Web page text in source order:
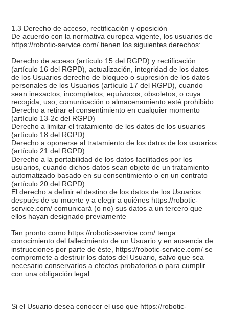
1.3 Derecho de acceso, rectificación y oposición
De acuerdo con la normativa europea vigente, los usuarios de
https://robotic-service.com/ tienen los siguientes derechos:
Derecho de acceso (artículo 15 del RGPD) y rectificación
(artículo 16 del RGPD), actualización, integridad de los datos
de los Usuarios derecho de bloqueo o supresión de los datos
personales de los Usuarios (artículo 17 del RGPD), cuando
sean inexactos, incompletos, equívocos, obsoletos, o cuya
recogida, uso, comunicación o almacenamiento esté prohibido
Derecho a retirar el consentimiento en cualquier momento
(artículo 13-2c del RGPD)
Derecho a limitar el tratamiento de los datos de los usuarios
(artículo 18 del RGPD)
Derecho a oponerse al tratamiento de los datos de los usuarios
(artículo 21 del RGPD)
Derecho a la portabilidad de los datos facilitados por los
usuarios, cuando dichos datos sean objeto de un tratamiento
automatizado basado en su consentimiento o en un contrato
(artículo 20 del RGPD)
El derecho a definir el destino de los datos de los Usuarios
después de su muerte y a elegir a quiénes https://robotic-
service.com/ comunicará (o no) sus datos a un tercero que
ellos hayan designado previamente
Tan pronto como https://robotic-service.com/ tenga
conocimiento del fallecimiento de un Usuario y en ausencia de
instrucciones por parte de éste, https://robotic-service.com/ se
compromete a destruir los datos del Usuario, salvo que sea
necesario conservarlos a efectos probatorios o para cumplir
con una obligación legal.
Si el Usuario desea conocer el uso que https://robotic-